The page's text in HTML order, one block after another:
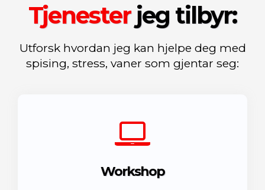
Tjenesterjeg tilbyr:
Utforsk hvordan jeg kan hjelpe deg med
spising, stress, vaner som gjentar seg:
Workshop